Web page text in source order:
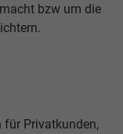
bzw um die
Privatkunden,